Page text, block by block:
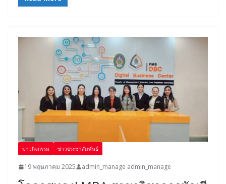
ข่าวกิจกรรม ข่าวประชาสัมพันธ์
19 พฤษภาคม 2025 admin_manage admin_manage